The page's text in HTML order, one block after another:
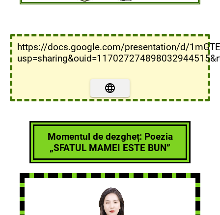
https://docs.google.com/presentation/d/
Momentul de dezgheț: Poezia
„SFATUL MAMEI ESTE BUN”